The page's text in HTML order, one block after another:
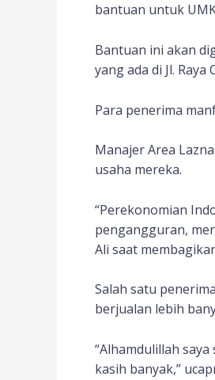
bantuan untuk
Bantuan ini akan
yang ada di Jl. Raya
Para penerima
Manajer Area
usaha mereka.
“Perekonomian
pengangguran,
Ali saat
Salah satu
berjualan lebih
“Alhamdulillah
kasih banyak,”